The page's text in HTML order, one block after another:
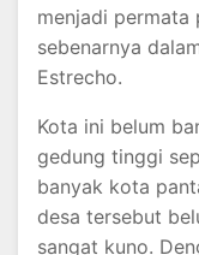
menjadi permata
sebenarnya
Estrecho.
Kota ini belum
gedung tinggi
banyak kota
desa tersebut
sangat kuno.